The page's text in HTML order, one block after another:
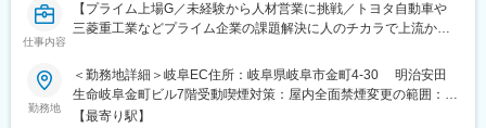
1300社
当社はエンジニア派遣に特化し、自動車、産業用機器、半導体、
情報通信機器などの企業に高度な技術力を提供しています。特に
設計開発から評価試験までのミドルレンジの製品開発を強みと
仕事内容
【プライム上場G／未経験から人材営業に挑戦／トヨタ自動車や
三菱重工業などプライム企業の課題解決に人のチカラで上流から
仕事／住宅手当あり／年間休日124日】
～数字や目先の利益に追われることなく、企業の課題解決とエン
ジニアスタッフのフォローそれぞれに徹底的に向き合えるお仕事
勤務地
＜勤務地詳細＞岐阜EC住所：岐阜県岐阜市金町4-30 明治安田
生命岐阜金町ビル7階受動喫煙対策：屋内全面禁煙変更の範囲：会
社の定める事業所
【最寄り駅】